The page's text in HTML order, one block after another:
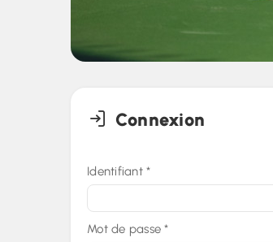
Connexion
Identifiant *
Mot de passe*